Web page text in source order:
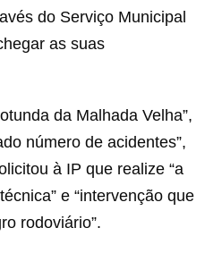
do Serviço Municipal
as suas
da Malhada Velha”,
número de acidentes”,
à IP que realize “a
e “intervenção que
rodoviário”.